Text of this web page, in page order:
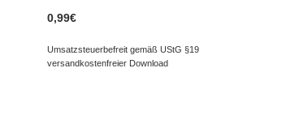
0,99€
Umsatzsteuerbefreit gemäß UStG §19
versandkostenfreier Download